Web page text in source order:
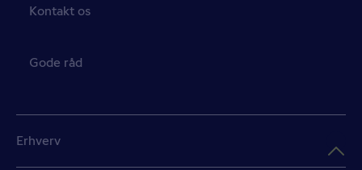
Kontakt os
Gode råd
Erhverv